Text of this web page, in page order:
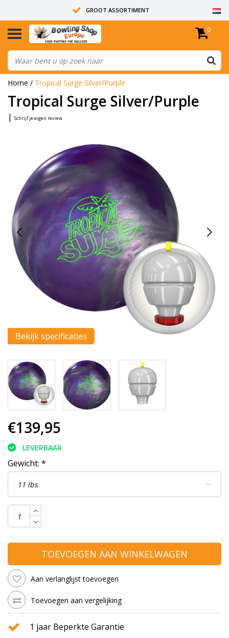
GROOT ASSORTIMENT
14 DAGEN RETOUR RECHT
ALLE BOWLINGBALLEN ZIJN ONGEBOORD
0
Home / Tropical Surge Silver/Purple
Tropical Surge Silver/Purple
| Schrijf je eigen review
Bekijk specificaties
€139,95
LEVERBAAR
Gewicht: *
TOEVOEGEN AAN WINKELWAGEN
Aan verlanglijst toevoegen
Toevoegen aan vergelijking
1 jaar Beperkte Garantie